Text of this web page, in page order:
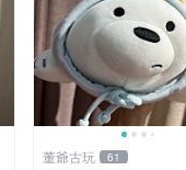
董爺古玩 61